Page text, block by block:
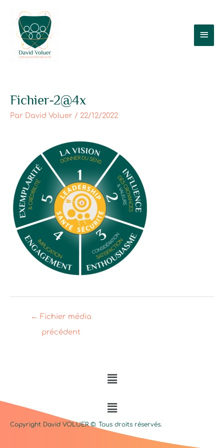
contenu
Fichier-2@4x
Par David Voluer / 22/12/2022
navigation
← Fichier média
précédent
Menu
Menu
Copyright David VOLUER©. Tous droits réservés.